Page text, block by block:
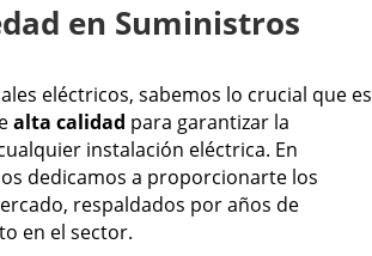
en Suministros
eléctricos, sabemos lo crucial que es
alta calidad para garantizar la
instalación eléctrica. En
dedicamos a proporcionarte los
respaldados por años de
en el sector.